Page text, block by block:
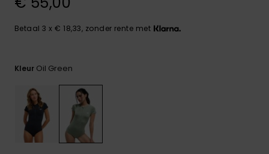
ROXY APP
Betaal 3 x € 18,33, zonder rente met
Kleur Oil Green